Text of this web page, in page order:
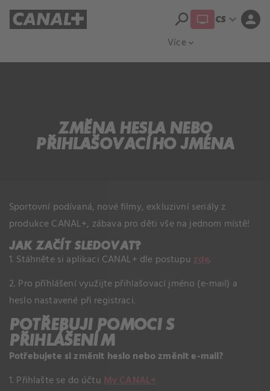
Více expand_more
search CS expand_more person
ZMĚNA HESLA NEBO
PŘIHLAŠOVACÍHO JMÉNA
Sportovní podívaná, nové filmy, exkluzivní seriály z
produkce CANAL+, zábava pro děti vše na jednom místě!
JAK ZAČÍT SLEDOVAT?
1. Stáhněte si aplikaci CANAL+ dle postupu zde.
2. Pro příhlášení využijte přihlašovací jméno (e-mail) a
heslo nastavené při registraci.
POTŘEBUJI POMOCI S
PŘIHLÁŠENÍM
Potřebujete si změnit heslo nebo změnit e-mail?
1. Přihlašte se do účtu My CANAL+